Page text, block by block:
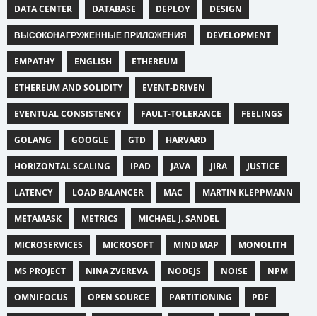
DATA CENTER DATABASE DEPLOY DESIGN
ВЫСОКОНАГРУЖЕННЫЕ ПРИЛОЖЕНИЯ DEVELOPMENT
EMPATHY ENGLISH ETHEREUM
ETHEREUM AND SOLIDITY EVENT-DRIVEN
EVENTUAL CONSISTENCY FAULT-TOLERANCE FEELINGS
GOLANG GOOGLE GTD HARVARD
HORIZONTAL SCALING IPAD JAVA JIRA JUSTICE
LATENCY LOAD BALANCER MAC MARTIN KLEPPMANN
METAMASK METRICS MICHAEL J. SANDEL
MICROSERVICES MICROSOFT MIND MAP MONOLITH
MS PROJECT NINA ZVEREVA NODEJS NOISE NPM
OMNIFOCUS OPEN SOURCE PARTITIONING PDF